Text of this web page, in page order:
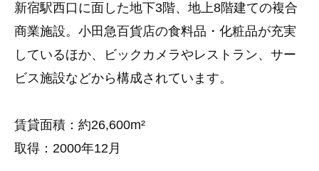
新宿駅西口に面した地下3階、地上8階建ての複合
商業施設。小田急百貨店の食料品・化粧品が充実
しているほか、ビックカメラやレストラン、サー
ビス施設などから構成されています。
賃貸面積：約26,600m²
取得：2000年12月